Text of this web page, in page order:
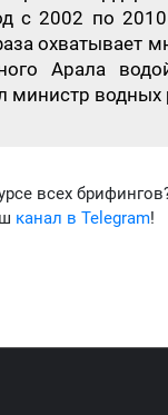
с 2002 по
охватывает
Арала
министр
всех
канал в Telegram!